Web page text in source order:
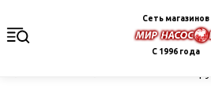
Сеть магазинов
С 1996 года